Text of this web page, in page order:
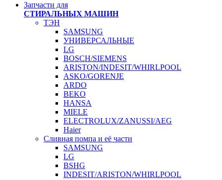
Запчасти для
СТИРАЛЬНЫХ МАШИН
ТЭН
SAMSUNG
УНИВЕРСАЛЬНЫЕ
LG
BOSCH/SIEMENS
ARISTON/INDESIT/WHIRLPOOL
ASKO/GORENJE
ARDO
BEKO
HANSA
MIELE
ELECTROLUX/ZANUSSI/AEG
Haier
Сливная помпа и её части
SAMSUNG
LG
BSHG
INDESIT/ARISTON/WHIRLPOOL